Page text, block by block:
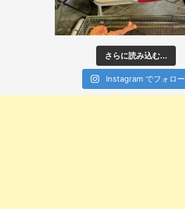
さらに読み込む...
Instagram でフォロー